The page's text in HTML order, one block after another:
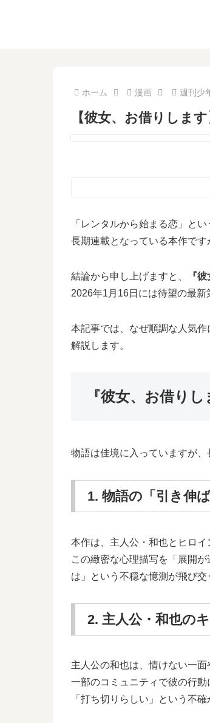
ホーム 漫画 週刊少
【彼女、お借りしま
「レンタルから始まる恋」と
長期連載となっている本作で
結論から申し上げますと、
『
2026年1月16日には待望の最
本記事では、なぜ順調な人気
解説します。
『彼女、お借り
物語は佳境に入っていますが
1. 物語の「引き伸
本作は、主人公・和也とヒロ
この緻密な心理描写を「展開
は」という不穏な憶測が飛び
2. 主人公・和也の
主人公の和也は、情けない一
一部のコミュニティで彼の行
「打ち切りらしい」という不